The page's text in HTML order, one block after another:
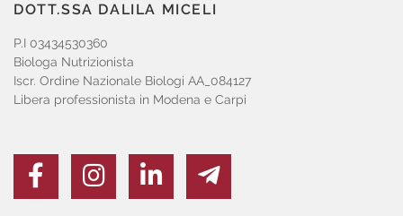
DOTT.SSA DALILA MICELI
P.I 03434530360
Biologa Nutrizionista
Iscr. Ordine Nazionale Biologi AA_084127
Libera professionista in Modena e Carpi